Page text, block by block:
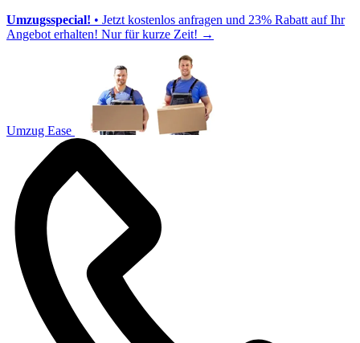
Umzugsspecial! • Jetzt kostenlos anfragen und 23% Rabatt auf Ihr
Angebot erhalten! Nur für kurze Zeit! →
Umzug Ease